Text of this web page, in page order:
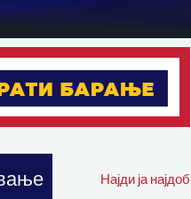
Најди ја